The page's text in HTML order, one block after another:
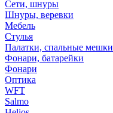
Сети, шнуры
Шнуры, веревки
Мебель
Стулья
Палатки, спальные мешки
Фонари, батарейки
Фонари
Оптика
WFT
Salmo